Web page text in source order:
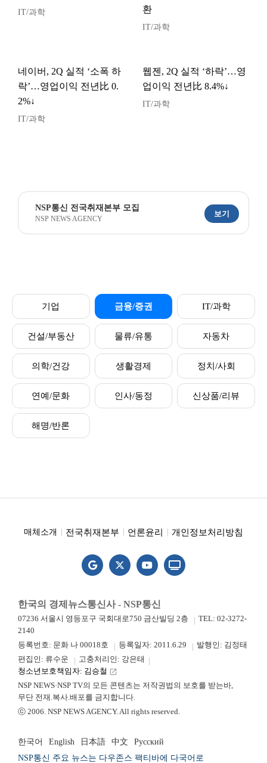
IT/과학
환
IT/과학
네이버, 2Q 실적 ‘소폭 하
락’…영업이익 전년比 0.
2%↓
IT/과학
웹젠, 2Q 실적 ‘하락’…영
업이익 전년比 8.4%↓
IT/과학
NSP통신 전국취재본부 모집
NSP NEWS AGENCY
보기
기업 금융/증권 IT/과학
건설/부동산 물류/유통 자동차
의학/건강 생활경제 정치/사회
연예/문화 인사/동정 신상품/리뷰
해명/반론
매체소개 전국취재본부 언론윤리 개인정보처리방침
한국의 경제뉴스통신사 - NSP통신
07236 서울시 영등포구 국회대로750 금산빌딩 2층
TEL: 02-3272-
2140
등록번호: 문화 나 00018호
등록일자: 2011.6.29
발행인: 김정태
편집인: 류수운
고충처리인: 강은태
청소년보호책임자: 김승철 launch
NSP NEWS·NSP TV의 모든 콘텐츠는 저작권법의 보호를 받는바,
무단 전재.복사.배포를 금지합니다.
ⓒ 2006. NSP NEWS AGENCY. All rights reserved.
한국어 English 日本語 中文
Русский
NSP통신 주요 뉴스는 다우존스 팩티바에 다국어로